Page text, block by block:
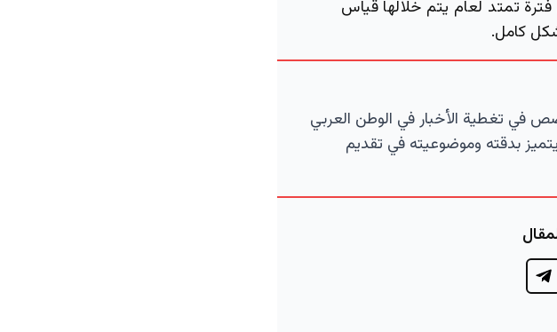
تمتد لعام يتم خلالها قياس
كامل.
في تغطية الأخبار في الوطن العربي
بدقته وموضوعيته في تقديم